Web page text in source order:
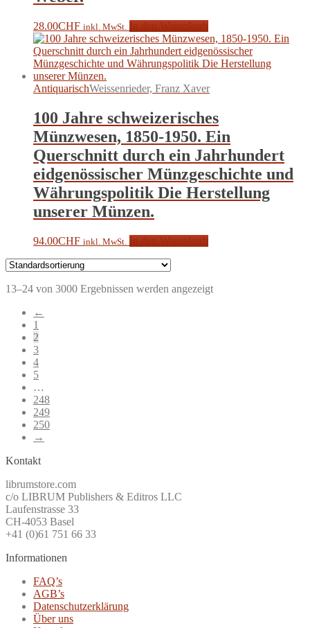
28.00CHF inkl. MwSt.
AntiquarischWeissenrieder, Franz Xaver
100 Jahre schweizerisches
Münzwesen, 1850-1950. Ein
Querschnitt durch ein Jahrhundert
eidgenössischer Münzgeschichte und
Währungspolitik Die Herstellung
unserer Münzen.
94.00CHF inkl. MwSt.
13–24 von 3000 Ergebnissen werden angezeigt
←
1
2
3
4
5
…
248
249
250
→
Kontakt
librumstore.com
c/o LIBRUM Publishers & Editros LLC
Laufenstrasse 33
CH-4053 Basel
+41 (0)61 751 66 33
Informationen
FAQ’s
AGB’s
Datenschutzerklärung
Über uns